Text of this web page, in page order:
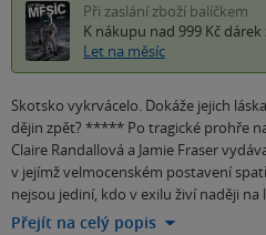
Při zaslání zboží balíčkem
K nákupu nad 999 Kč dárek
Let na měsíc
Skotsko vykrvácelo. Dokáže jejich
dějin zpět? ***** Po tragické prohře
Claire Randallová a Jamie Fraser
v jejímž velmocenském postavení
nejsou jediní, kdo v exilu živí naději
Přejít na celý popis